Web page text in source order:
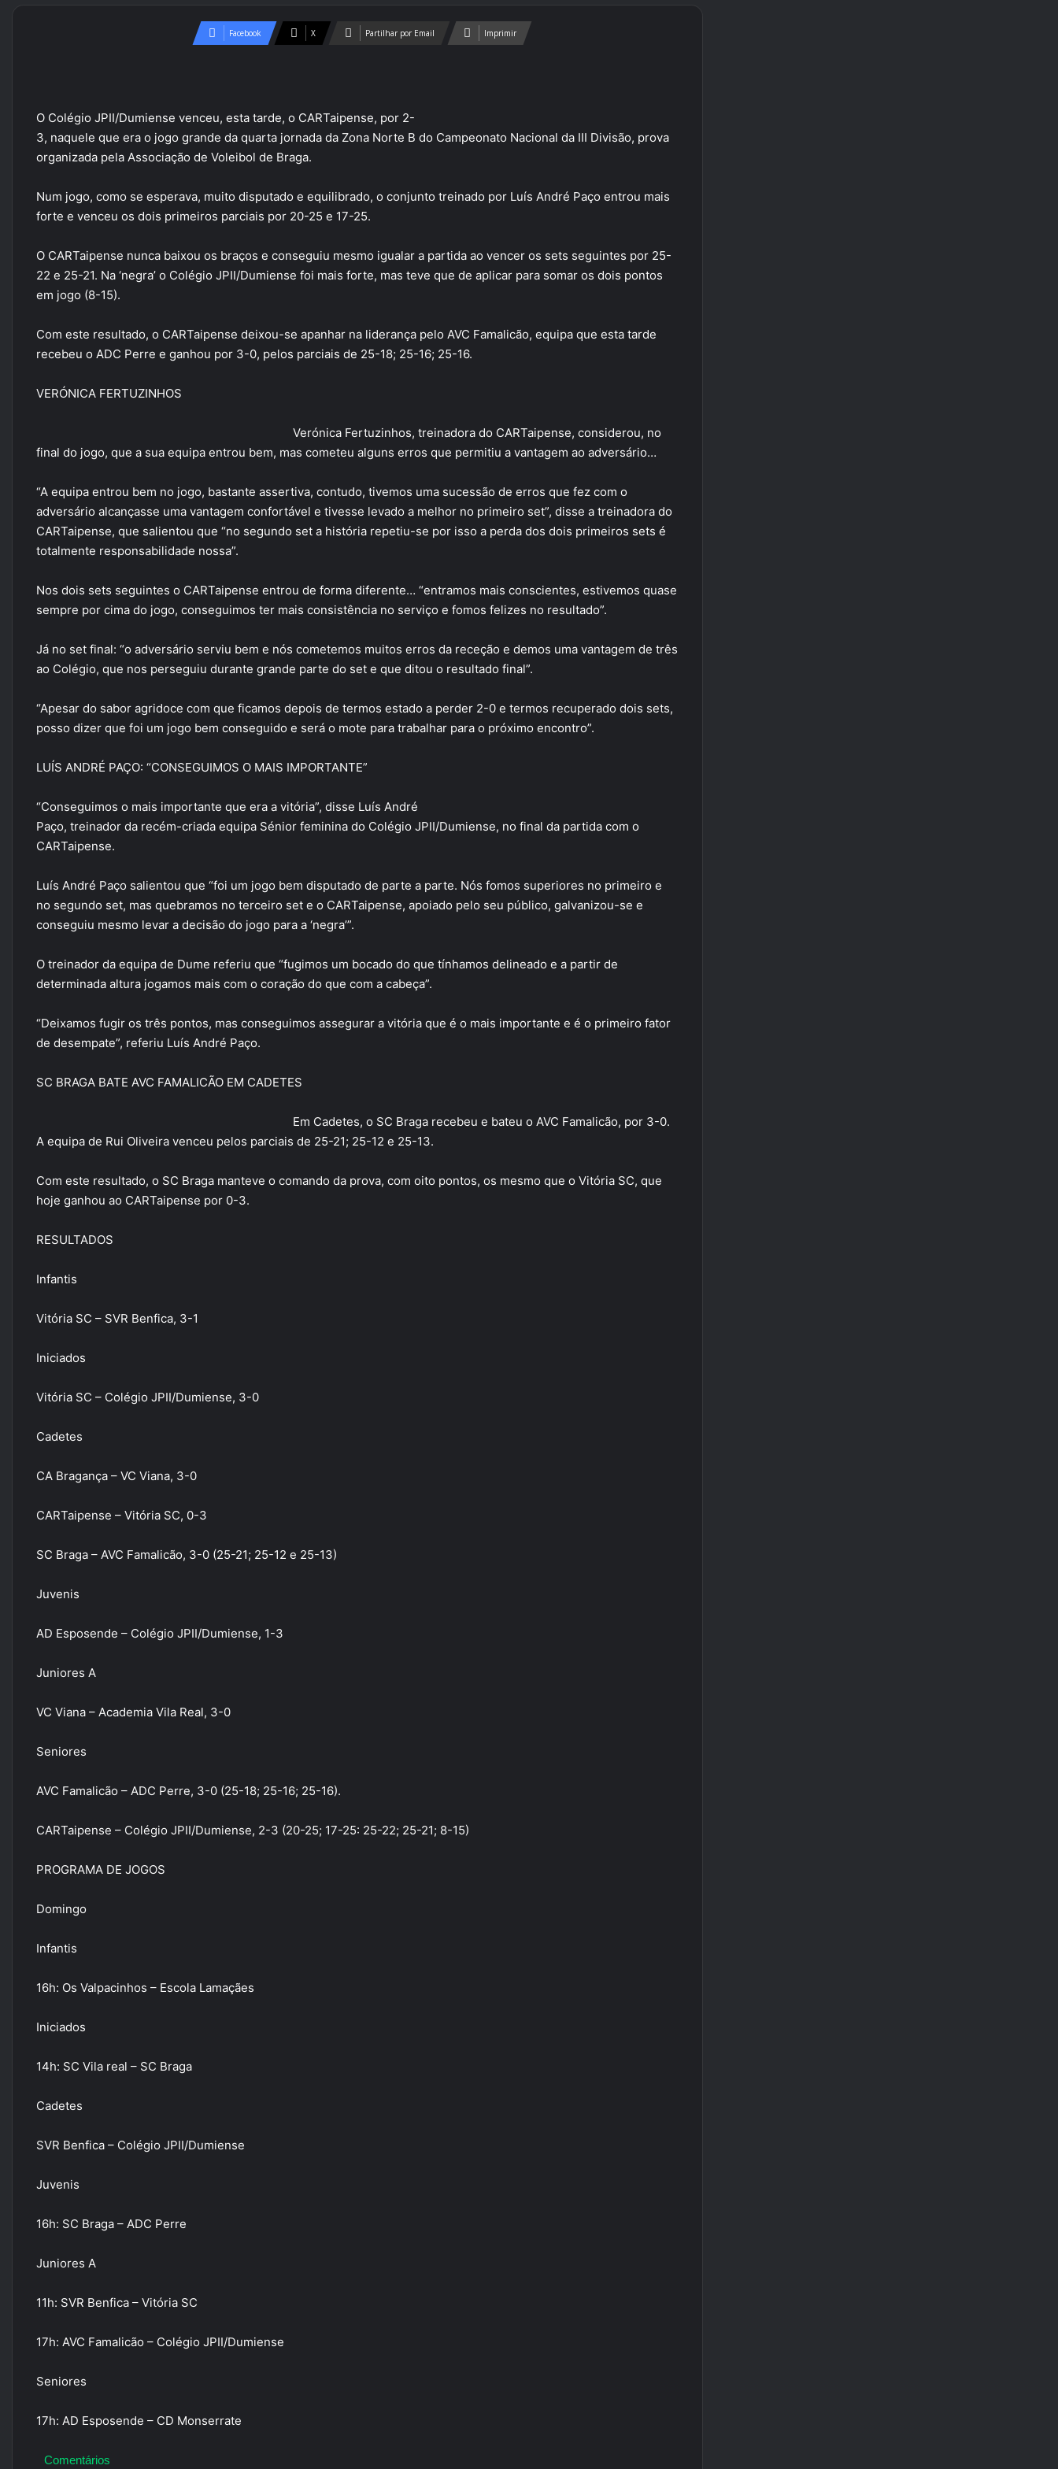
Facebook X Partilhar por Email Imprimir
O Colégio JPII/Dumiense venceu, esta tarde, o CARTaipense, por 2-
3, naquele que era o jogo grande da quarta jornada da Zona Norte B do Campeonato Nacional da III Divisão, prova
organizada pela Associação de Voleibol de Braga.
Num jogo, como se esperava, muito disputado e equilibrado, o conjunto treinado por Luís André Paço entrou mais
forte e venceu os dois primeiros parciais por 20-25 e 17-25.
O CARTaipense nunca baixou os braços e conseguiu mesmo igualar a partida ao vencer os sets seguintes por 25-
22 e 25-21. Na ‘negra’ o Colégio JPII/Dumiense foi mais forte, mas teve que de aplicar para somar os dois pontos
em jogo (8-15).
Com este resultado, o CARTaipense deixou-se apanhar na liderança pelo AVC Famalicão, equipa que esta tarde
recebeu o ADC Perre e ganhou por 3-0, pelos parciais de 25-18; 25-16; 25-16.
VERÓNICA FERTUZINHOS
Verónica Fertuzinhos, treinadora do CARTaipense, considerou, no
final do jogo, que a sua equipa entrou bem, mas cometeu alguns erros que permitiu a vantagem ao adversário…
“A equipa entrou bem no jogo, bastante assertiva, contudo, tivemos uma sucessão de erros que fez com o
adversário alcançasse uma vantagem confortável e tivesse levado a melhor no primeiro set”, disse a treinadora do
CARTaipense, que salientou que “no segundo set a história repetiu-se por isso a perda dos dois primeiros sets é
totalmente responsabilidade nossa”.
Nos dois sets seguintes o CARTaipense entrou de forma diferente… “entramos mais conscientes, estivemos quase
sempre por cima do jogo, conseguimos ter mais consistência no serviço e fomos felizes no resultado”.
Já no set final: “o adversário serviu bem e nós cometemos muitos erros da receção e demos uma vantagem de três
ao Colégio, que nos perseguiu durante grande parte do set e que ditou o resultado final”.
“Apesar do sabor agridoce com que ficamos depois de termos estado a perder 2-0 e termos recuperado dois sets,
posso dizer que foi um jogo bem conseguido e será o mote para trabalhar para o próximo encontro”.
LUÍS ANDRÉ PAÇO: “CONSEGUIMOS O MAIS IMPORTANTE”
“Conseguimos o mais importante que era a vitória”, disse Luís André
Paço, treinador da recém-criada equipa Sénior feminina do Colégio JPII/Dumiense, no final da partida com o
CARTaipense.
Luís André Paço salientou que “foi um jogo bem disputado de parte a parte. Nós fomos superiores no primeiro e
no segundo set, mas quebramos no terceiro set e o CARTaipense, apoiado pelo seu público, galvanizou-se e
conseguiu mesmo levar a decisão do jogo para a ‘negra’”.
O treinador da equipa de Dume referiu que “fugimos um bocado do que tínhamos delineado e a partir de
determinada altura jogamos mais com o coração do que com a cabeça”.
“Deixamos fugir os três pontos, mas conseguimos assegurar a vitória que é o mais importante e é o primeiro fator
de desempate”, referiu Luís André Paço.
SC BRAGA BATE AVC FAMALICÃO EM CADETES
Em Cadetes, o SC Braga recebeu e bateu o AVC Famalicão, por 3-0.
A equipa de Rui Oliveira venceu pelos parciais de 25-21; 25-12 e 25-13.
Com este resultado, o SC Braga manteve o comando da prova, com oito pontos, os mesmo que o Vitória SC, que
hoje ganhou ao CARTaipense por 0-3.
RESULTADOS
Infantis
Vitória SC – SVR Benfica, 3-1
Iniciados
Vitória SC – Colégio JPII/Dumiense, 3-0
Cadetes
CA Bragança – VC Viana, 3-0
CARTaipense – Vitória SC, 0-3
SC Braga – AVC Famalicão, 3-0 (25-21; 25-12 e 25-13)
Juvenis
AD Esposende – Colégio JPII/Dumiense, 1-3
Juniores A
VC Viana – Academia Vila Real, 3-0
Seniores
AVC Famalicão – ADC Perre, 3-0 (25-18; 25-16; 25-16).
CARTaipense – Colégio JPII/Dumiense, 2-3 (20-25; 17-25: 25-22; 25-21; 8-15)
PROGRAMA DE JOGOS
Domingo
Infantis
16h: Os Valpacinhos – Escola Lamaçães
Iniciados
14h: SC Vila real – SC Braga
Cadetes
SVR Benfica – Colégio JPII/Dumiense
Juvenis
16h: SC Braga – ADC Perre
Juniores A
11h: SVR Benfica – Vitória SC
17h: AVC Famalicão – Colégio JPII/Dumiense
Seniores
17h: AD Esposende – CD Monserrate
Comentários